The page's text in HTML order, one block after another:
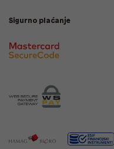
Sigurno plaćanje